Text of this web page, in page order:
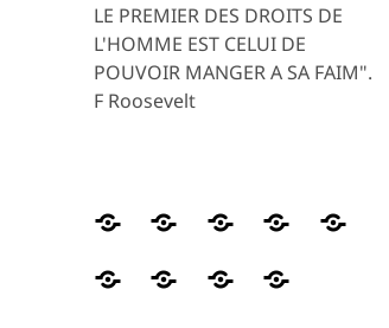
LE PREMIER DES DROITS DE
L'HOMME EST CELUI DE
POUVOIR MANGER A SA FAIM".
F Roosevelt
Distribution
colis
HISTORIQUE
Les
et
Magasin
seconde
RéseauxORGANIGRAMME
NOUSContact